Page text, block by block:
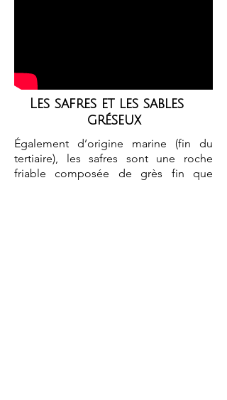
Les safres et les sables
gréseux
Également d’origine marine (fin du
tertiaire), les safres sont une roche
friable composée de grès fin que